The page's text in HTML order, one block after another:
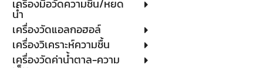
เครื่องมือวัดความชื้น/หยด
น้ำ
เครื่องวัดแอลกอฮอล์
เครื่องวิเคราะห์ความชื้น
เครื่องวัดค่าน้ำตาล-ความ